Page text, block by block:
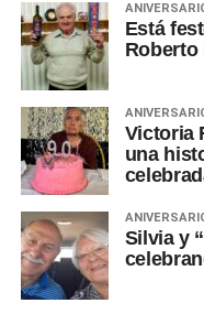
Está
Victoria
una
Silvia y